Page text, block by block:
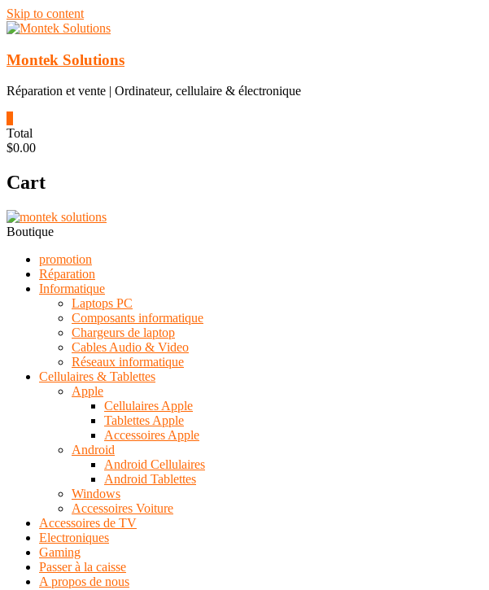
Skip to content
Montek Solutions
Réparation et vente | Ordinateur, cellulaire & électronique
Total
$0.00
Cart
Boutique
promotion
Réparation
Informatique
Laptops PC
Composants informatique
Chargeurs de laptop
Cables Audio & Video
Réseaux informatique
Cellulaires & Tablettes
Apple
Cellulaires Apple
Tablettes Apple
Accessoires Apple
Android
Android Cellulaires
Android Tablettes
Windows
Accessoires Voiture
Accessoires de TV
Electroniques
Gaming
Passer à la caisse
A propos de nous